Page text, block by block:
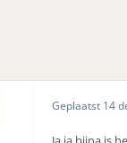
Geplaatst 14